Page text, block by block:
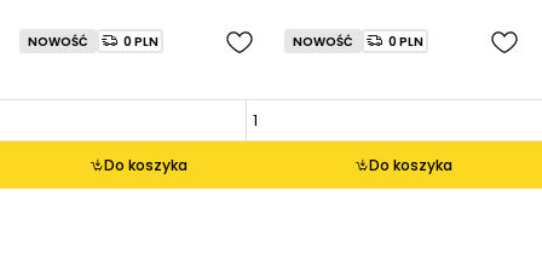
Do koszyka
NOWOŚĆ 0 PLN
Do koszyka
NOWOŚĆ 0 PLN